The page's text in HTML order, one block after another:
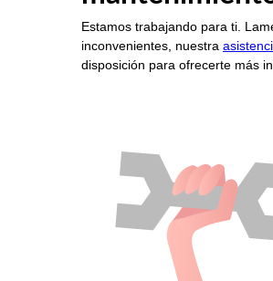
Estamos trabajando para ti.
inconvenientes, nuestra
disposición para ofrecerte más